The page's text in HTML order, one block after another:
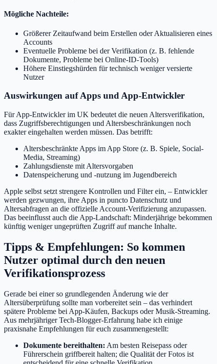
Mögliche Nachteile:
Größerer Zeitaufwand beim Erstellen oder Aktualisieren eines
Accounts
Eventuelle Probleme bei der Verifikation (z. B. fehlende
Dokumente, Probleme bei Online-ID-Tools)
Höhere Einstiegshürden für technisch weniger versierte
Nutzer
Auswirkungen auf Apps und App-Entwickler
Für App-Entwickler im UK bedeutet die neuen Altersverifikation,
dass Zugriffsberechtigungen und Altersbeschränkungen noch
exakter eingehalten werden müssen. Das betrifft:
Altersbeschränkte Apps im App Store (z. B. Spiele, Social-
Media, Streaming)
Zahlungsdienste mit Altersvorgaben
Datenspeicherung und -nutzung im Jugendbereich
Apple selbst setzt strengere Kontrollen und Filter ein, – Entwickler
werden gezwungen, ihre Apps in puncto Datenschutz und
Altersabfragen an die offizielle Account-Verifizierung anzupassen.
Das beeinflusst auch die App-Landschaft: Minderjährige bekommen
künftig weniger ungeprüften Zugriff auf manche Inhalte.
Tipps & Empfehlungen: So kommen
Nutzer optimal durch den neuen
Verifikationsprozess
Gerade bei einer so grundlegenden Änderung wie der
Altersüberprüfung sollte man vorbereitet sein – das verhindert
spätere Probleme bei App-Käufen, Backups oder Musik-Streaming.
Aus mehrjähriger Tech-Blogger-Erfahrung habe ich einige
praxisnahe Empfehlungen für euch zusammengestellt:
Dokumente bereithalten: Am besten Reisepass oder
Führerschein griffbereit halten; die Qualität der Fotos ist